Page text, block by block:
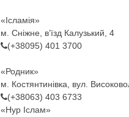
«Ісламія»
м. Сніжне, в’їзд Калузький, 4
(+38095) 401 3700
«Родник»
м. Костянтинівка, вул.
(+38063) 403 6733
«Нур Іслам»